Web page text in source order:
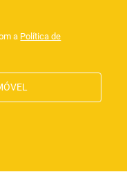
a Política de